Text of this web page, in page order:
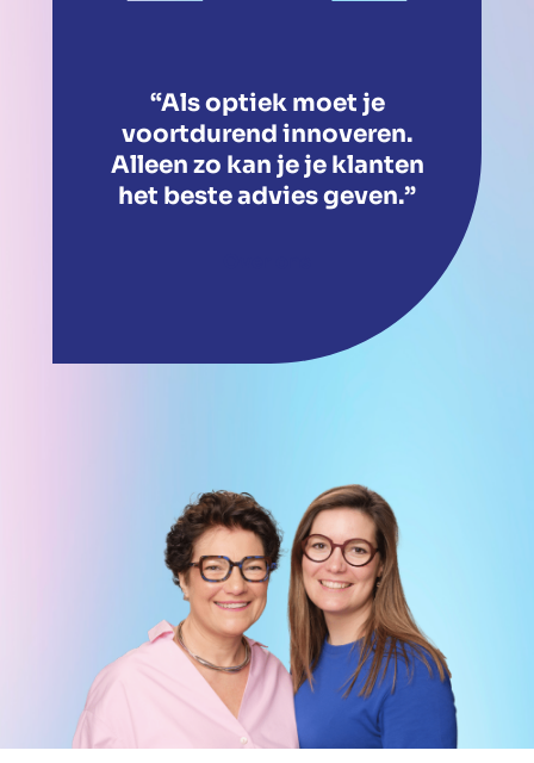
“Als optiek moet je
voortdurend innoveren.
Alleen zo kan je je klanten
het beste advies geven.”